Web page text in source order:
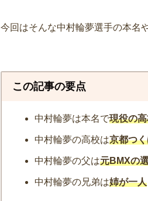
今回はそんな中村輪夢選手の本名
この記事の要点
中村輪夢は本名で現役の
中村輪夢の高校は京都つ
中村輪夢の父は元BMXの
中村輪夢の兄弟は姉が一人